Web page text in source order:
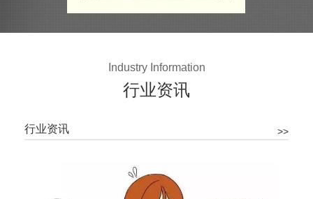
Industry Information
行业资讯
>>
行业资讯